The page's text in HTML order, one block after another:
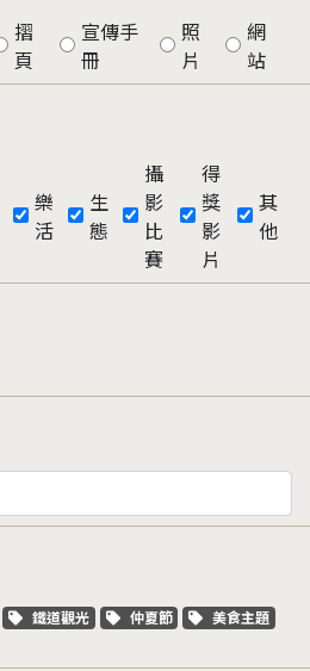
摺
頁
宣傳手
冊
照
片
網
站
樂
活
生
態
攝
影
比
賽
得
獎
影
片
其
他
關鍵字標籤
鐵道觀光 關鍵字標籤
仲夏節 關鍵字標籤
美食主題